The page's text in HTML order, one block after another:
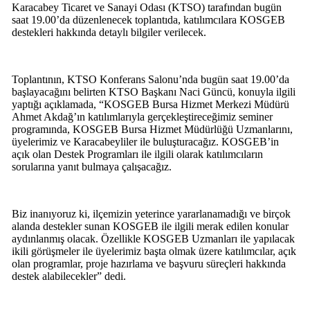
Karacabey Ticaret ve Sanayi Odası (KTSO) tarafından bugün
saat 19.00’da düzenlenecek toplantıda, katılımcılara KOSGEB
destekleri hakkında detaylı bilgiler verilecek.
Toplantının, KTSO Konferans Salonu’nda bugün saat 19.00’da
başlayacağını belirten KTSO Başkanı Naci Güncü, konuyla ilgili
yaptığı açıklamada, “KOSGEB Bursa Hizmet Merkezi Müdürü
Ahmet Akdağ’ın katılımlarıyla gerçekleştireceğimiz seminer
programında, KOSGEB Bursa Hizmet Müdürlüğü Uzmanlarını,
üyelerimiz ve Karacabeyliler ile buluşturacağız. KOSGEB’in
açık olan Destek Programları ile ilgili olarak katılımcıların
sorularına yanıt bulmaya çalışacağız.
Biz inanıyoruz ki, ilçemizin yeterince yararlanamadığı ve birçok
alanda destekler sunan KOSGEB ile ilgili merak edilen konular
aydınlanmış olacak. Özellikle KOSGEB Uzmanları ile yapılacak
ikili görüşmeler ile üyelerimiz başta olmak üzere katılımcılar, açık
olan programlar, proje hazırlama ve başvuru süreçleri hakkında
destek alabilecekler” dedi.